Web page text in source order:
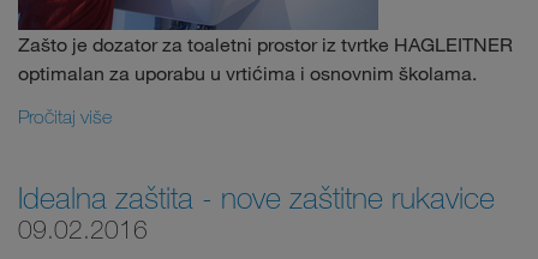
Zašto je dozator za toaletni prostor iz tvrtke HAGLEITNER
optimalan za uporabu u vrtićima i osnovnim školama.
Pročitaj više
Idealna zaštita - nove zaštitne rukavice
09.02.2016